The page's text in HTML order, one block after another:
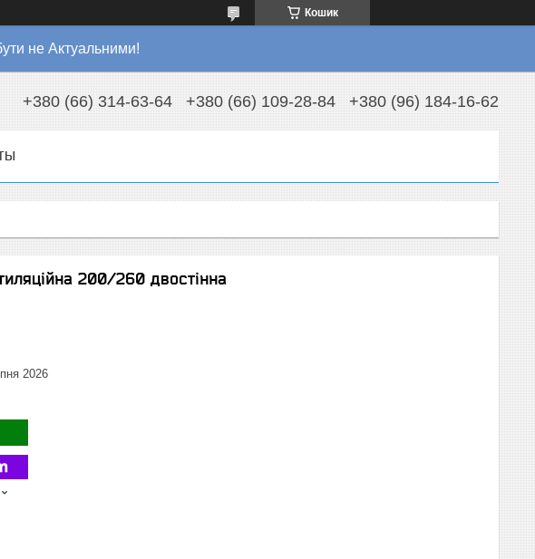
Кошик
не Актуальними!
+380 (66) 314-63-64 +380 (66) 109-28-84 +380 (96) 184-16-62
200/260 двостінна
2026